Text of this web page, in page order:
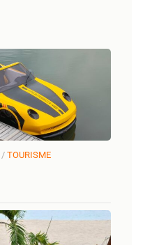
/ TOURISME